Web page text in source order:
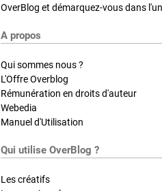
OverBlog et démarquez-vous dans
A propos
Qui sommes nous ?
L'Offre Overblog
Rémunération en droits d'auteur
Webedia
Manuel d'Utilisation
Qui utilise OverBlog ?
Les créatifs